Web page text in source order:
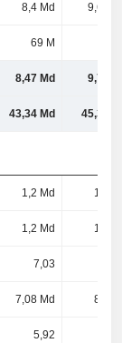
8,4 Md 9,66 Md
69 M
8,47 Md 9,71 Md
43,34 Md 45,32 Md
1,2 Md 1,2 Md
1,2 Md 1,2 Md
7,03
7,08 Md 8,4 Md
5,92